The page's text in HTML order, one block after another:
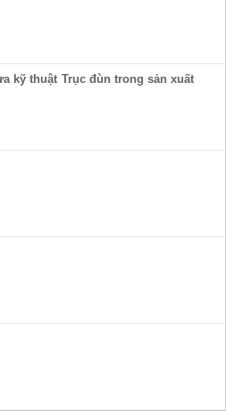
Trục đùn trong sản xuất